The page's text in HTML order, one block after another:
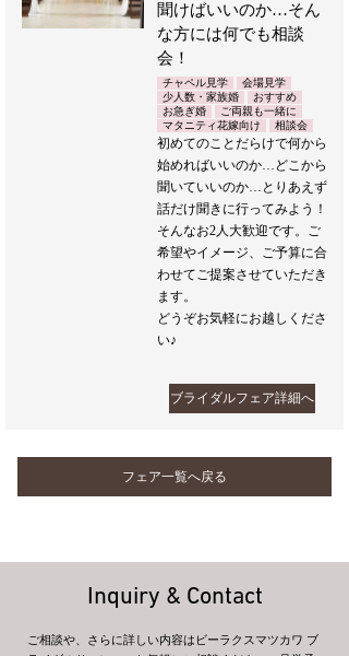
聞けばいいのか…そん
な方には何でも相談
会！
チャペル見学
会場見学
少人数・家族婚
おすすめ
お急ぎ婚
ご両親も一緒に
マタニティ花嫁向け
相談会
初めてのことだらけで何から
始めればいいのか…どこから
聞いていいのか…とりあえず
話だけ聞きに行ってみよう！
そんなお2人大歓迎です。ご
希望やイメージ、ご予算に合
わせてご提案させていただき
ます。
どうぞお気軽にお越しくださ
い♪
ブライダルフェア詳細へ
フェア一覧へ戻る
Inquiry & Contact
ご相談や、さらに詳しい内容はビーラクスマツカワ ブ